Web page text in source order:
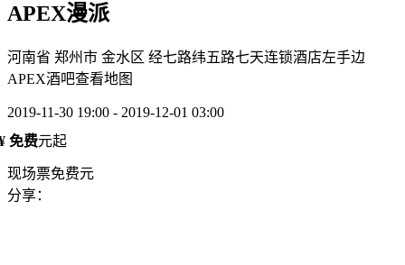
APEX漫派
河南省 郑州市 金水区 经七路纬五路七天连锁酒店左手边
APEX酒吧查看地图
2019-11-30 19:00 - 2019-12-01 03:00
免费元起
现场票免费元
分享：